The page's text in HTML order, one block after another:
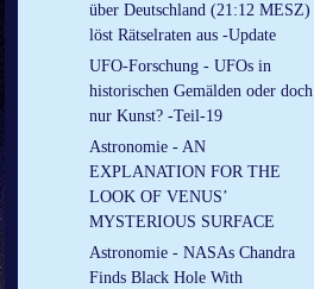
über Deutschland (21:12 MESZ)
löst Rätselraten aus -Update
UFO-Forschung - UFOs in
historischen Gemälden oder doch
nur Kunst? -Teil-19
Astronomie - AN
EXPLANATION FOR THE
LOOK OF VENUS’
MYSTERIOUS SURFACE
Astronomie - NASAs Chandra
Finds Black Hole With